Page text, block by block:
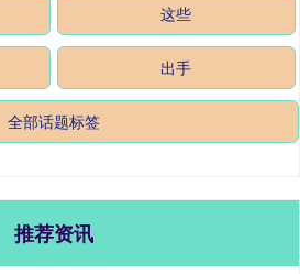
这些
出手
全部话题标签
推荐资讯